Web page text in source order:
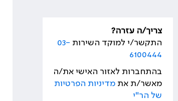
צריך/ה עזרה?
התקשר/י למוקד השירות 03-
6100444
בהתחברות לאזור האישי את/ה
מאשר/ת אתמדיניות הפרטיות
של הר"י